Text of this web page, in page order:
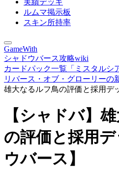
実績デッキ
ルムマ掲示板
スキン所持率
GameWith
シャドウバース攻略wiki
カードパック一覧「ミスタルシ
リバース・オブ・グローリーの
雄大なるルフ鳥の評価と採用デ
【シャドバ】
の評価と採用
ウバース】